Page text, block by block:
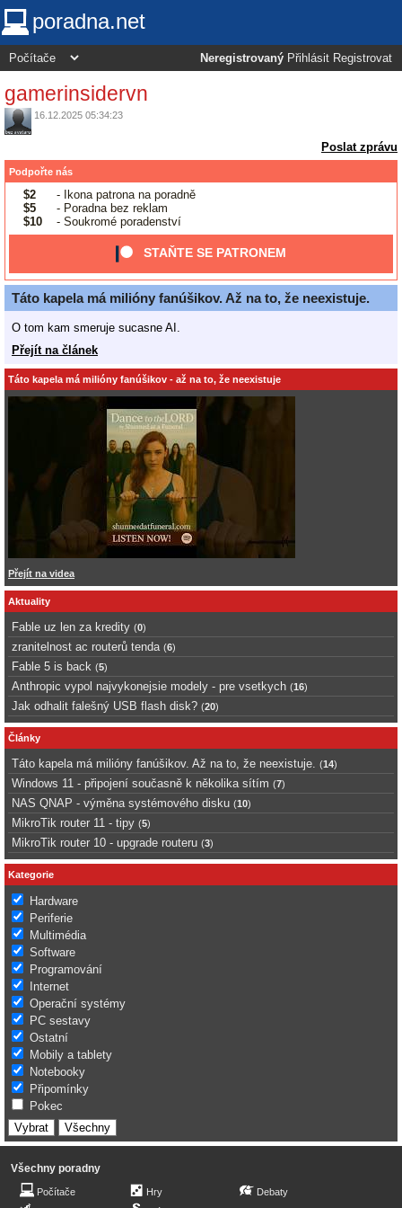
poradna.net
Neregistrovaný Přihlásit Registrovat
gamerinsidervn
16.12.2025 05:34:23
Poslat zprávu
Podpořte nás
$2
- Ikona patrona na poradně
$5
- Poradna bez reklam
$10
- Soukromé poradenství
STAŇTE SE PATRONEM
Táto kapela má milióny fanúšikov. Až na to, že neexistuje.
O tom kam smeruje sucasne AI.
Přejít na článek
Táto kapela má milióny fanúšikov - až na to, že neexistuje
Přejít na videa
Aktuality
Fable uz len za kredity (0)
zranitelnost ac routerů tenda (6)
Fable 5 is back (5)
Anthropic vypol najvykonejsie modely - pre vsetkych (16)
Jak odhalit falešný USB flash disk? (20)
Články
Táto kapela má milióny fanúšikov. Až na to, že neexistuje. (14)
Windows 11 - připojení současně k několika sítím (7)
NAS QNAP - výměna systémového disku (10)
MikroTik router 11 - tipy (5)
MikroTik router 10 - upgrade routeru (3)
Kategorie
Hardware
Periferie
Multimédia
Software
Programování
Internet
Operační systémy
PC sestavy
Ostatní
Mobily a tablety
Notebooky
Připomínky
Pokec
Všechny poradny
Počítače
Hry
Debaty